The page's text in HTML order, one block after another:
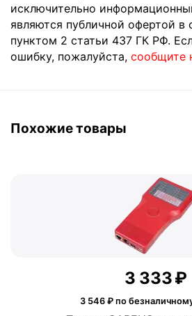
исключительно
являются публичной офертой в
пунктом 2 статьи 437 ГК РФ.
ошибку, пожалуйста, сообщите
Похожие товары
3 333₽
3 546 ₽ по